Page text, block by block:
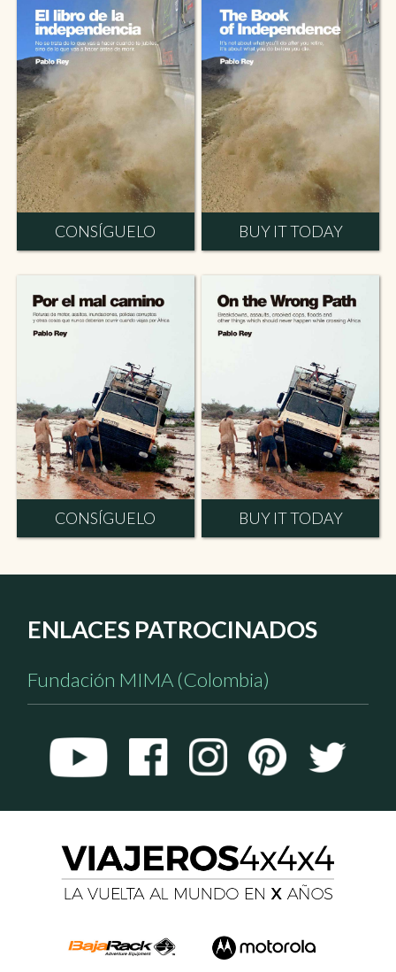
CONSÍGUELO BUY IT TODAY
CONSÍGUELO BUY IT TODAY
ENLACES PATROCINADOS
Fundación MIMA (Colombia)